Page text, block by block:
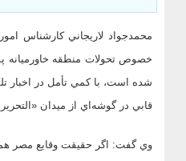
محمدجواد لاريجاني كارشناس
خصوص تحولات منطقه
قابي در گوشه‌اي از ميدان
وي گفت: اگر حقيقت وقايع مصر